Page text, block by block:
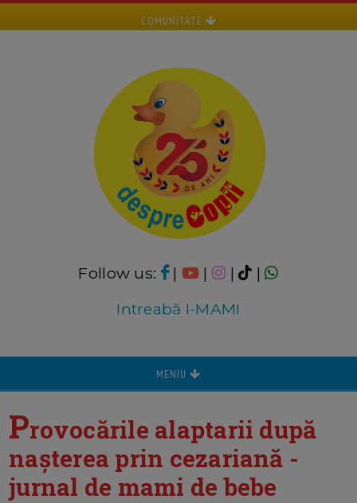
COMUNITATE
Follow us: | | |
|
Intreabă I-MAMI
MENIU
Provocările alaptarii după
nașterea prin cezariană -
jurnal de mami de bebe